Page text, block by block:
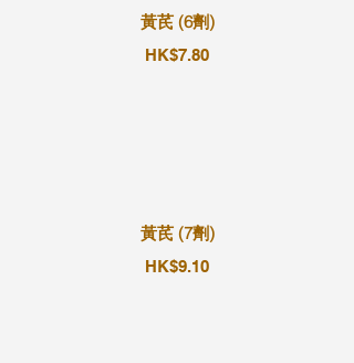
黃芪 (6劑)
HK$7.80
黃芪 (7劑)
HK$9.10